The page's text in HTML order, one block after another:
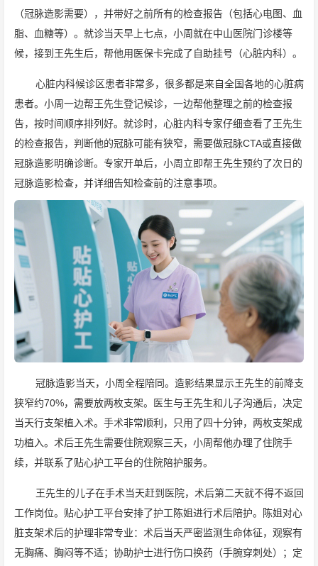
（冠脉造影需要），并带好之前所有的检查报告（包括心电图、血
脂、血糖等）。就诊当天早上七点，小周就在中山医院门诊楼等
候，接到王先生后，帮他用医保卡完成了自助挂号（心脏内科）。
心脏内科候诊区患者非常多，很多都是来自全国各地的心脏病
患者。小周一边帮王先生登记候诊，一边帮他整理之前的检查报
告，按时间顺序排列好。就诊时，心脏内科专家仔细查看了王先生
的检查报告，判断他的冠脉可能有狭窄，需要做冠脉CTA或直接做
冠脉造影明确诊断。专家开单后，小周立即帮王先生预约了次日的
冠脉造影检查，并详细告知检查前的注意事项。
冠脉造影当天，小周全程陪同。造影结果显示王先生的前降支
狭窄约70%，需要放两枚支架。医生与王先生和儿子沟通后，决定
当天行支架植入术。手术非常顺利，只用了四十分钟，两枚支架成
功植入。术后王先生需要住院观察三天，小周帮他办理了住院手
续，并联系了贴心护工平台的住院陪护服务。
王先生的儿子在手术当天赶到医院，术后第二天就不得不返回
工作岗位。贴心护工平台安排了护工陈姐进行术后陪护。陈姐对心
脏支架术后的护理非常专业：术后当天严密监测生命体征，观察有
无胸痛、胸闷等不适；协助护士进行伤口换药（手腕穿刺处）；定